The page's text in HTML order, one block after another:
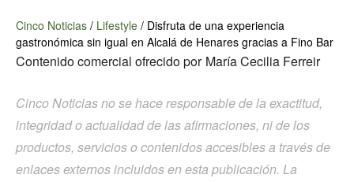
Cinco Noticias / Lifestyle / Disfruta de una experiencia
gastronómica sin igual en Alcalá de Henares gracias a Fino Bar
Contenido comercial ofrecido por María Cecilia Ferreir
Cinco Noticias no se hace responsable de la exactitud,
integridad o actualidad de las afirmaciones, ni de los
productos, servicios o contenidos accesibles a través de
enlaces externos incluidos en esta publicación. La